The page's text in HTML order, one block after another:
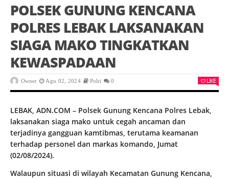
POLSEK GUNUNG KENCANA
POLRES LEBAK LAKSANAKAN
SIAGA MAKO TINGKATKAN
KEWASPADAAN
Owner Agu 02, 2024 Polri 0 LIKE
LEBAK, ADN.COM – Polsek Gunung Kencana Polres Lebak,
laksanakan siaga mako untuk cegah ancaman dan
terjadinya gangguan kamtibmas, terutama keamanan
terhadap personel dan markas komando, Jumat
(02/08/2024).
Walaupun situasi di wilayah Kecamatan Gunung Kencana,